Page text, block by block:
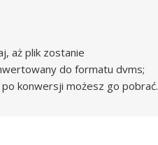
aż plik zostanie
do formatu dvms;
konwersji możesz go pobrać.